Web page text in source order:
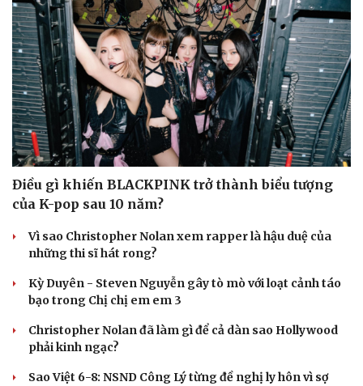
Điều gì khiến BLACKPINK trở thành biểu tượng
của K-pop sau 10 năm?
Vì sao Christopher Nolan xem rapper là hậu duệ của
những thi sĩ hát rong?
Kỳ Duyên - Steven Nguyễn gây tò mò với loạt cảnh táo
bạo trong Chị chị em em 3
Christopher Nolan đã làm gì để cả dàn sao Hollywood
phải kinh ngạc?
Sao Việt 6-8: NSND Công Lý từng đề nghị ly hôn vì sợ